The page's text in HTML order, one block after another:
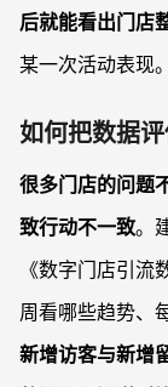
后就能看出门店
某一次活动表现。
如何把数据评
很多门店的问题
致行动不一致。
《数字门店引
周看哪些趋势、
新增访客与新增